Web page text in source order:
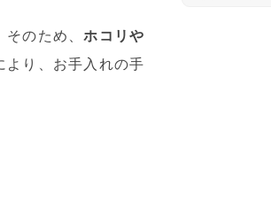
そのため、ホコリや
より、お手入れの手